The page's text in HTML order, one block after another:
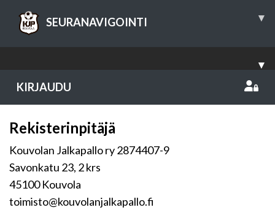
SEURANAVIGOINTI ▾
▾
KIRJAUDU
Rekisterinpitäjä
Kouvolan Jalkapallo ry 2874407-9
Savonkatu 23, 2 krs
45100 Kouvola
toimisto@kouvolanjalkapallo.fi